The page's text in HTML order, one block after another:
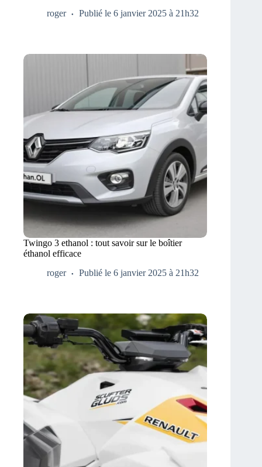
roger
Publié le 6 janvier 2025 à 21h32
Twingo 3 ethanol : tout savoir sur le boîtier
éthanol efficace
roger
Publié le 6 janvier 2025 à 21h32